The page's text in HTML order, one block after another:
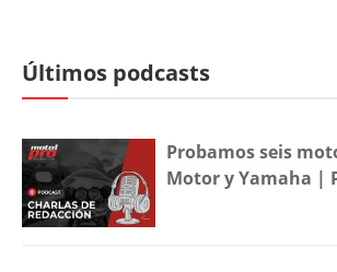
Últimos podcasts
Probamos seis
Motor y Yamaha |